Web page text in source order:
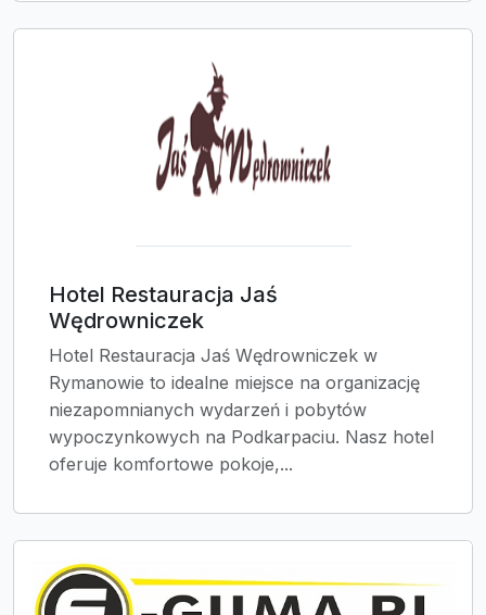
Hotel Restauracja Jaś
Wędrowniczek
Hotel Restauracja Jaś Wędrowniczek w
Rymanowie to idealne miejsce na organizację
niezapomnianych wydarzeń i pobytów
wypoczynkowych na Podkarpaciu. Nasz hotel
oferuje komfortowe pokoje,...